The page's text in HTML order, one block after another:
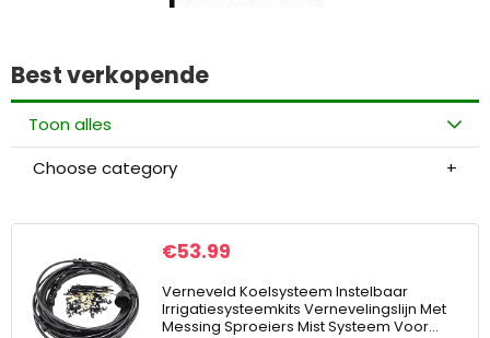
Best verkopende
Toon alles
Choose category
€53.99
Verneveld Koelsysteem Instelbaar
Irrigatiesysteemkits Vernevelingslijn Met
Messing Sproeiers Mist Systeem Voor…